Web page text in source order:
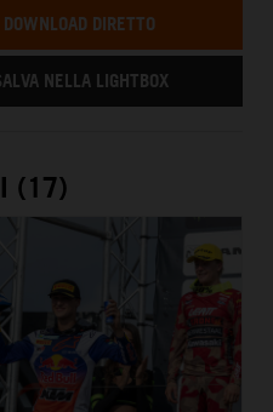
DOWNLOAD DIRETTO
NELLA LIGHTBOX
(17)